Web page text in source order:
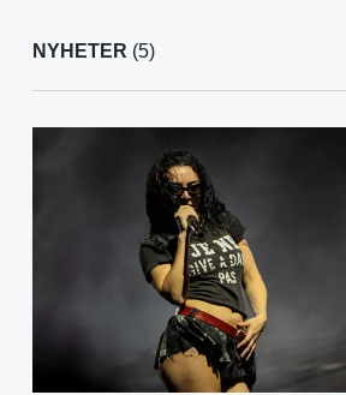
NYHETER (5)